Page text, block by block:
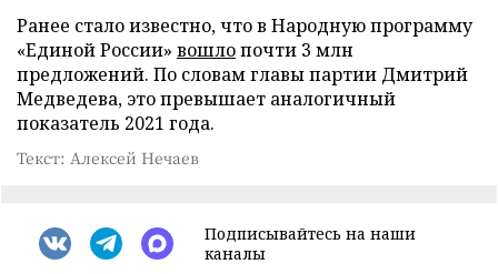
Ранее стало известно, что в Народную программу
«Единой России» вошлопочти 3 млн
предложений. По словам главы партии Дмитрий
Медведева, это превышает аналогичный
показатель 2021 года.
Текст: Алексей Нечаев
Подписывайтесь на наши
каналы